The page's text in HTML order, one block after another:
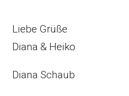
Liebe Grüße
Diana & Heiko
Diana Schaub